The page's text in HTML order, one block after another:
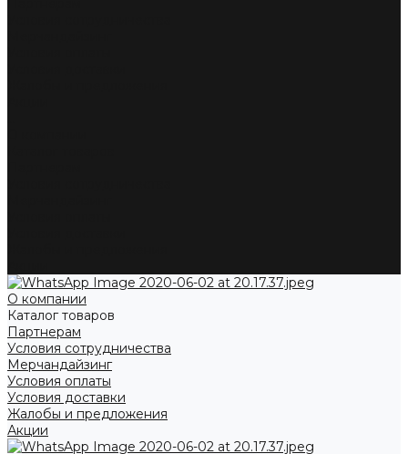
О компании
Каталог товаров
Партнерам
Условия сотрудничества
Мерчандайзинг
Условия оплаты
Условия доставки
Жалобы и предложения
Акции